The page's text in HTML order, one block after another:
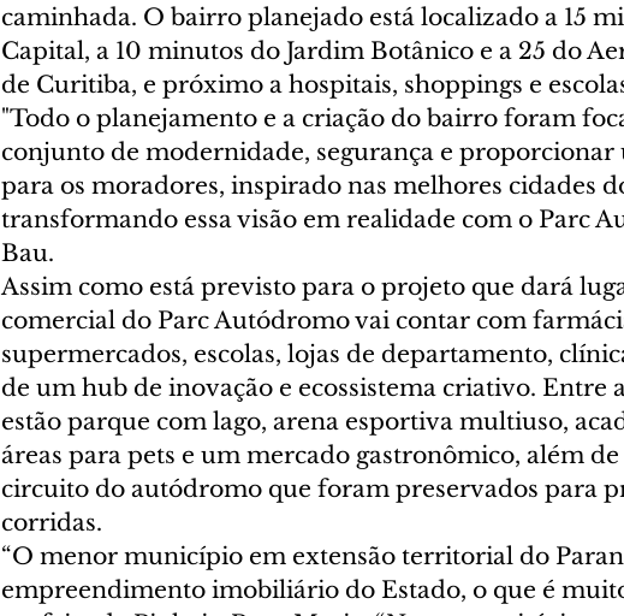
caminhada. O bairro planejado está localizado a 15
Capital, a 10 minutos do Jardim Botânico e a 25 do
de Curitiba, e próximo a hospitais, shoppings e
"Todo o planejamento e a criação do bairro foram
conjunto de modernidade, segurança e
para os moradores, inspirado nas melhores cidades
transformando essa visão em realidade com o Parc
Bau.
Assim como está previsto para o projeto que dará
comercial do Parc Autódromo vai contar com
supermercados, escolas, lojas de departamento,
de um hub de inovação e ecossistema criativo. Entre
estão parque com lago, arena esportiva multiuso,
áreas para pets e um mercado gastronômico, além
circuito do autódromo que foram preservados para
corridas.
“O menor município em extensão territorial do
empreendimento imobiliário do Estado, o que é